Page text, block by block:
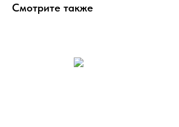
Смотрите также